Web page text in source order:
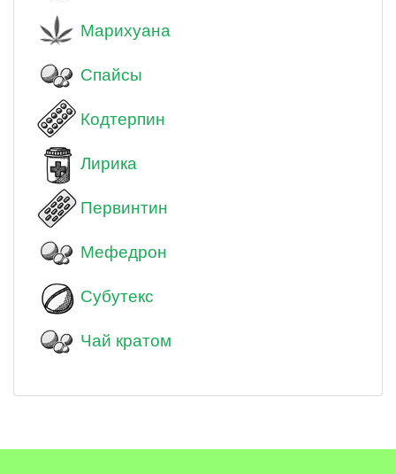
Марихуана
Спайсы
Кодтерпин
Лирика
Первинтин
Мефедрон
Субутекс
Чай кратом